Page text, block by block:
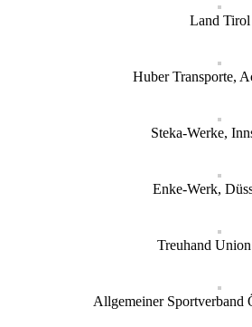
Land Tirol
Huber Transporte,
Steka-Werke,
Enke-Werk,
Treuhand
Allgemeiner Sportverband